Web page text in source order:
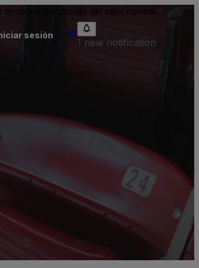
o por debajo del valor nominal.
sesión
1 new notification